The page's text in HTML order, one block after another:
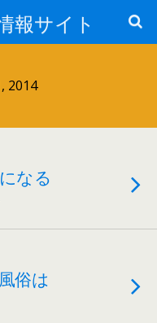
サイト
2014
なる
俗は